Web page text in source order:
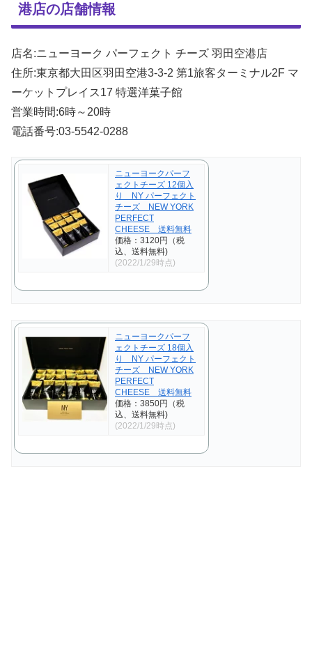
港店の店舗情報
店名:ニューヨーク パーフェクト チーズ 羽田空港店
住所:東京都大田区羽田空港3-3-2 第1旅客ターミナル2F マ
ーケットプレイス17 特選洋菓子館
営業時間:6時～20時
電話番号:03-5542-0288
ニューヨークパーフ
ェクトチーズ 12個入
り NY パーフェクト
チーズ NEW YORK
PERFECT
CHEESE 送料無料
価格：3120円（税
込、送料無料)
(2022/1/29時点)
ニューヨークパーフ
ェクトチーズ 18個入
り NY パーフェクト
チーズ NEW YORK
PERFECT
CHEESE 送料無料
価格：3850円（税
込、送料無料)
(2022/1/29時点)